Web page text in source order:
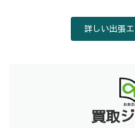
詳しい出張
買取